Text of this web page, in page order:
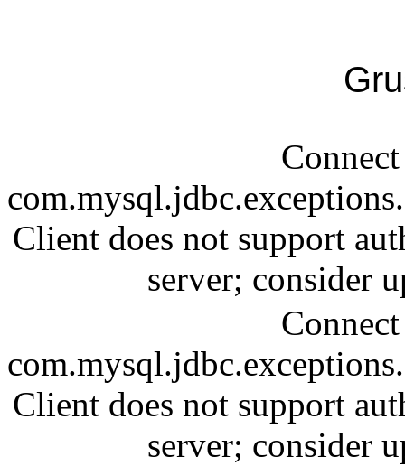
Client does not support
server; consider
Client does not support
server; consider